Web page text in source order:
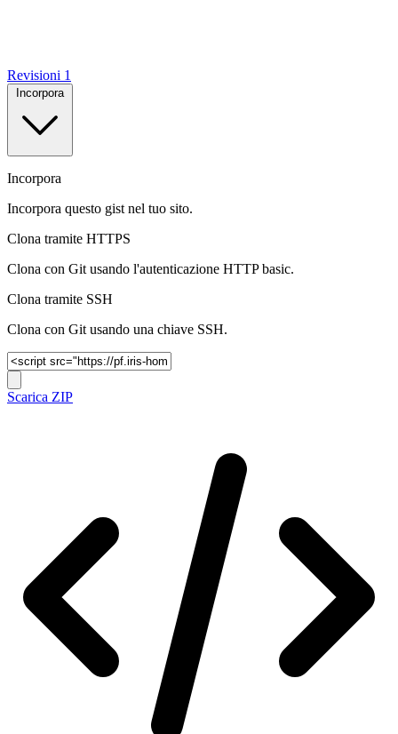
Revisioni 1
Incorpora
Incorpora
Incorpora questo gist nel tuo sito.
Clona tramite HTTPS
Clona con Git usando l'autenticazione HTTP basic.
Clona tramite SSH
Clona con Git usando una chiave SSH.
Scarica ZIP